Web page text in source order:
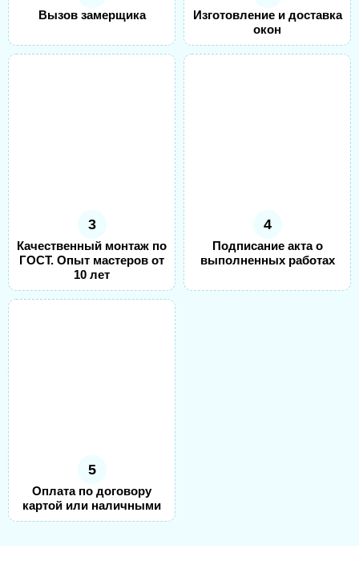
Вызов замерщика
Изготовление и доставка
окон
3
Качественный монтаж по
ГОСТ. Опыт мастеров от
10 лет
4
Подписание акта о
выполненных работах
5
Оплата по договору
картой или наличными